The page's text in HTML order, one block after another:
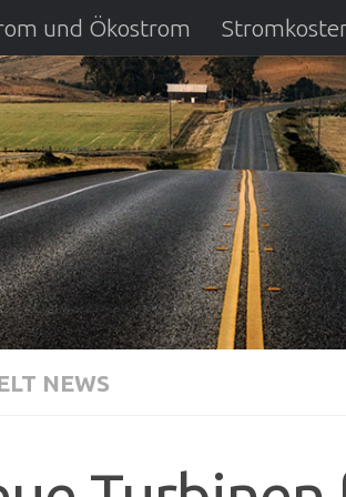
und Ökostrom
DSL Anbietervergleich
NEWS